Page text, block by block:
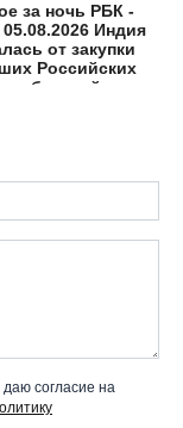
за ночь РБК -
Индия
от закупки
Российских
согласие на